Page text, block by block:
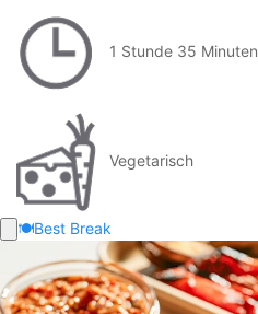
1 Stunde 35 Minuten
Vegetarisch
🍽️Best Break